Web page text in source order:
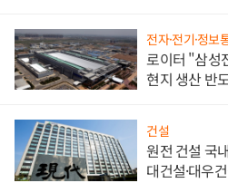
전자·전기·정보
로이터 "삼성
현지 생산 반
건설
원전 건설 국
대건설·대우